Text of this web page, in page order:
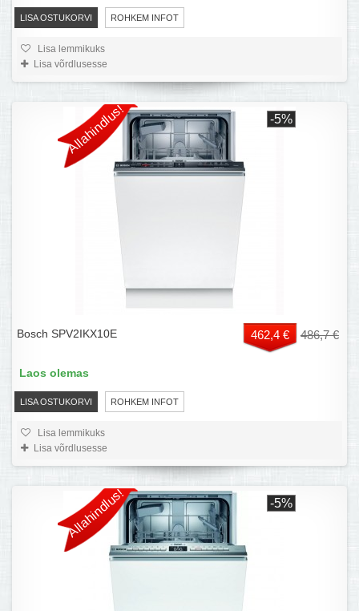
LISA OSTUKORVI ROHKEM INFOT
Lisa lemmikuks
Lisa võrdlusesse
Allahindlus! -5%
Bosch SPV2IKX10E 462,4 € 486,7 €
LISA OSTUKORVI ROHKEM INFOT
Laos olemas
Lisa lemmikuks
Lisa võrdlusesse
Allahindlus! -5%